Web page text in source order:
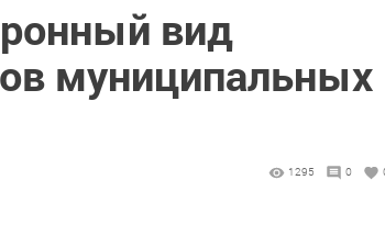
вид
муниципальных
1295 0